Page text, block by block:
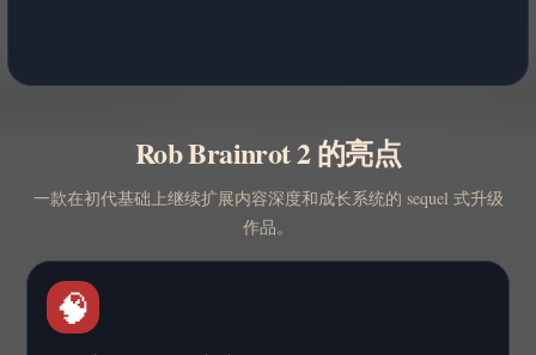
Rob Brainrot 2 的亮点
一款在初代基础上继续扩展内容深度和成长系统的 sequel 式升级
作品。
🧠